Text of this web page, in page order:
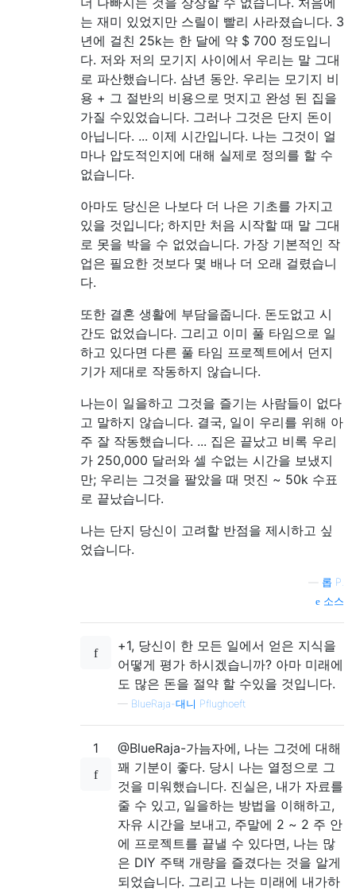
는 재미 있었지만 스릴이 빨리 사라졌습니다. 3
년에 걸친 25k는 한 달에 약 $ 700 정도입니
다. 저와 저의 모기지 사이에서 우리는 말 그대
로 파산했습니다. 삼년 동안. 우리는 모기지 비
용 + 그 절반의 비용으로 멋지고 완성 된 집을
가질 수있었습니다. 그러나 그것은 단지 돈이
아닙니다. ... 이제 시간입니다. 나는 그것이 얼
마나 압도적인지에 대해 실제로 정의를 할 수
없습니다.
아마도 당신은 나보다 더 나은 기초를 가지고
있을 것입니다; 하지만 처음 시작할 때 말 그대
로 못을 박을 수 없었습니다. 가장 기본적인 작
업은 필요한 것보다 몇 배나 더 오래 걸렸습니
다.
또한 결혼 생활에 부담을줍니다. 돈도없고 시
간도 없었습니다. 그리고 이미 풀 타임으로 일
하고 있다면 다른 풀 타임 프로젝트에서 던지
기가 제대로 작동하지 않습니다.
나는이 일을하고 그것을 즐기는 사람들이 없다
고 말하지 않습니다. 결국, 일이 우리를 위해 아
주 잘 작동했습니다. ... 집은 끝났고 비록 우리
가 250,000 달러와 셀 수없는 시간을 보냈지
만; 우리는 그것을 팔았을 때 멋진 ~ 50k 수표
로 끝났습니다.
나는 단지 당신이 고려할 반점을 제시하고 싶
었습니다.
롭 P.
소스
+1, 당신이 한 모든 일에서 얻은 지식을
어떻게 평가 하시겠습니까? 아마 미래에
도 많은 돈을 절약 할 수있을 것입니다.
— BlueRaja-대니 Pflughoeft
1
@BlueRaja-가늠자에, 나는 그것에 대해
꽤 기분이 좋다. 당시 나는 열정으로 그
것을 미워했습니다. 진실은, 내가 자료를
줄 수 있고, 일을하는 방법을 이해하고,
자유 시간을 보내고, 주말에 2 ~ 2 주 안
에 프로젝트를 끝낼 수 있다면, 나는 많
은 DIY 주택 개량을 즐겼다는 것을 알게
되었습니다. 그리고 나는 미래에 내가하